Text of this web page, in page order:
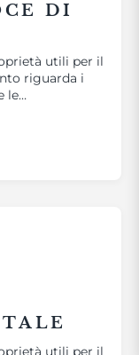
DI
utili per il
riguarda i
le…
utili per il